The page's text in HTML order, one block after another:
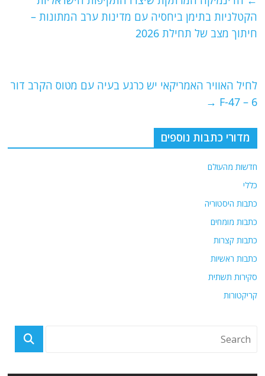
A
p
ra
m
b
הקטלניות בתימן ביחסיה עם מדינות ערב המתונות –
חיתוך מצב של תחילת 2026
לחיל האוויר האמריקאי יש כרגע בעיה עם מטוס הקרב דור
6 – F-47
→
מדורי כתבות נוספים
חדשות מהעולם
כללי
כתבות היסטוריה
כתבות מומחים
כתבות קצרות
כתבות ראשיות
סקירות תשתית
קריקטורות